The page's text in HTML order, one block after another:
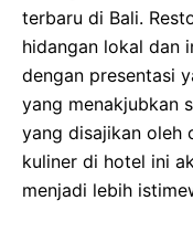
terbaru di Bali.
hidangan lokal dan
dengan presentasi
yang menakjubkan
yang disajikan oleh
kuliner di hotel ini
menjadi lebih